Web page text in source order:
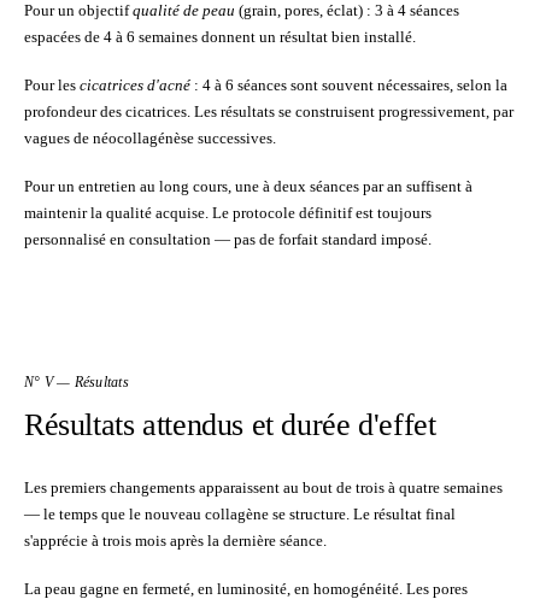
Pour un objectifqualité de peau (grain, pores, éclat) : 3 à 4 séances
espacées de 4 à 6 semaines donnent un résultat bien installé.
Pour les cicatrices d'acné : 4 à 6 séances sont souvent nécessaires, selon la
profondeur des cicatrices. Les résultats se construisent progressivement, par
vagues de néocollagénèse successives.
Pour un entretien au long cours, une à deux séances par an suffisent à
maintenir la qualité acquise. Le protocole définitif est toujours
personnalisé en consultation — pas de forfait standard imposé.
N° V — Résultats
Résultats attendus et durée d'effet
Les premiers changements apparaissent au bout de trois à quatre semaines
— le temps que le nouveau collagène se structure. Le résultat final
s'apprécie à trois mois après la dernière séance.
La peau gagne en fermeté, en luminosité, en homogénéité. Les pores